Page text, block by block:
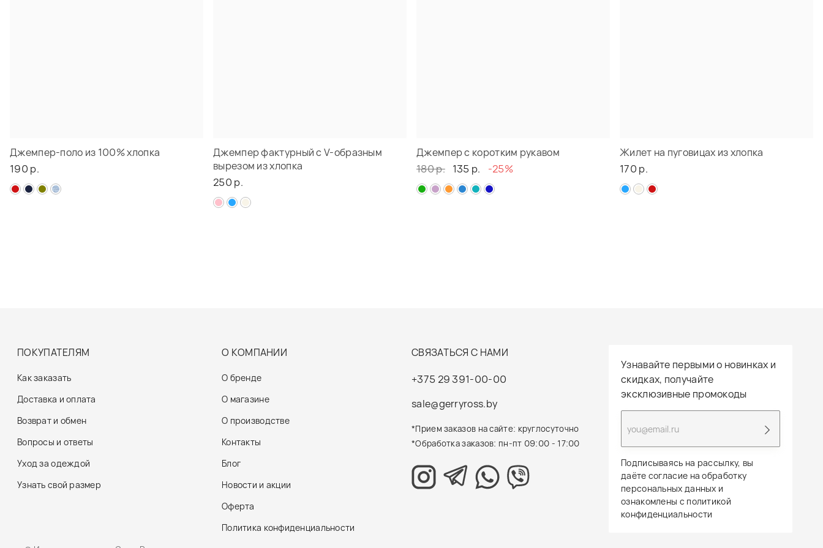
Джемпер-поло из 100% хлопка
190 р.
Джемпер фактурный с V-образным
вырезом из хлопка
250 р.
Джемпер с коротким рукавом
180 р. 135 р. -25%
Жилет на пуговицах из хлопка
170 р.
ПОКУПАТЕЛЯМ
Как заказать
Доставка и оплата
Возврат и обмен
Вопросы и ответы
Уход за одеждой
Узнать свой размер
О КОМПАНИИ
О бренде
О магазине
О производстве
Контакты
Блог
Новости и акции
Оферта
Политика конфиденциальности
СВЯЗАТЬСЯ С НАМИ
+375 29 391-00-00
sale@gerryross.by
*Прием заказов на сайте: круглосуточно
*Обработка заказов: пн-пт 09:00 - 17:00
Узнавайте первыми о новинках и
скидках, получайте
эксклюзивные промокоды
Подписываясь на рассылку, вы
даёте согласие на обработку
персональных данных и
ознакомлены с политикой
конфиденциальности